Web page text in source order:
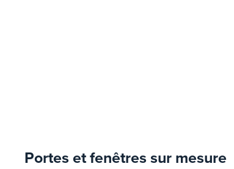
Portes et fenêtres sur mesure